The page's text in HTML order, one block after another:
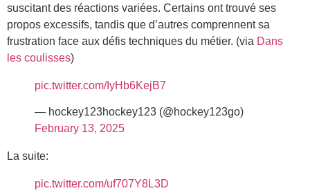
suscitant des réactions variées. Certains ont trouvé ses
propos excessifs, tandis que d’autres comprennent sa
frustration face aux défis techniques du métier. (via Dans
les coulisses)
pic.twitter.com/IyHb6KejB7
— hockey123hockey123 (@hockey123go)
February 13, 2025
La suite:
pic.twitter.com/uf707Y8L3D